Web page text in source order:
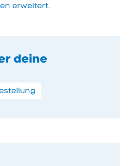
erweitert.
deine